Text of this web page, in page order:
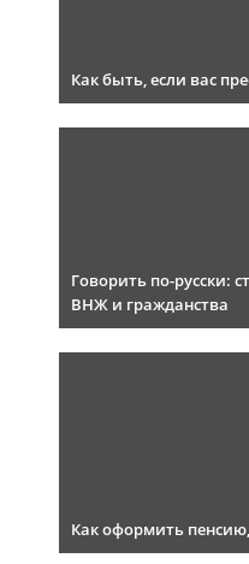
Как быть, если вас
Говорить по-русски:
ВНЖ и гражданства
Как оформить